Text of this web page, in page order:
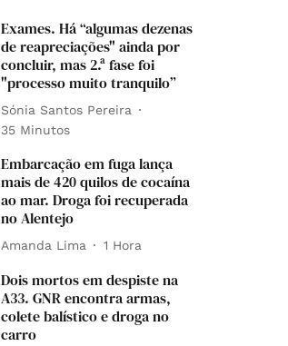
Exames. Há “algumas dezenas
de reapreciações" ainda por
concluir, mas 2.ª fase foi
"processo muito tranquilo”
Sónia Santos Pereira
35 Minutos
Embarcação em fuga lança
mais de 420 quilos de cocaína
ao mar. Droga foi recuperada
no Alentejo
Amanda Lima 1 Hora
Dois mortos em despiste na
A33. GNR encontra armas,
colete balístico e droga no
carro